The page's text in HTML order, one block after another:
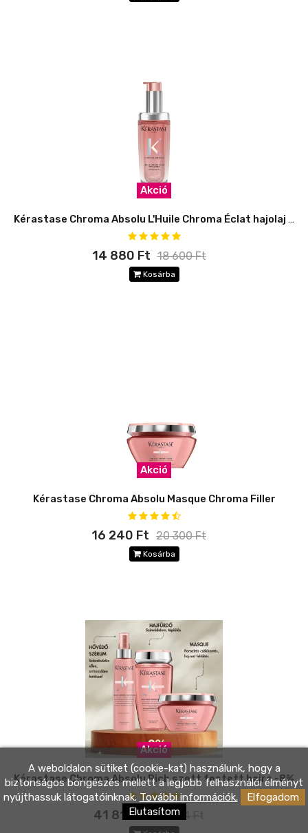
Akció
Kérastase Chroma Absolu L'Huile Chroma Éclat hajolaj utántöltő
14 880 Ft 18 600 Ft
Kosárba
Akció
Kérastase Chroma Absolu Masque Chroma Filler
16 240 Ft 20 300 Ft
Kosárba
Akció
Kérastase Chroma Absolu Rich szett festett hajra -8%
41 814 Ft 41 814 Ft
A weboldalon sütiket (cookie-kat) használunk, hogy a
biztonságos böngészés mellett a legjobb felhasználói élményt
nyújthassuk látogatóinknak.További információk.
Elfogadom
Elutasítom